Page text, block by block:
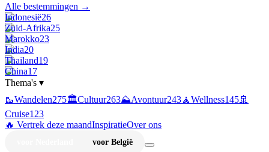
Alle bestemmingen →
Indonesië26
Zuid-Afrika25
Marokko23
India20
Thailand19
China17
Thema's ▾
🥾Wandelen275🏛️Cultuur263⛰️Avontuur243🧘Wellness145🚢
Cruise123
🔥 Vertrek deze maandInspiratieOver ons
voor België